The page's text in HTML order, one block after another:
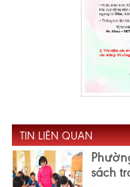
TIN LIÊN QUAN
sách